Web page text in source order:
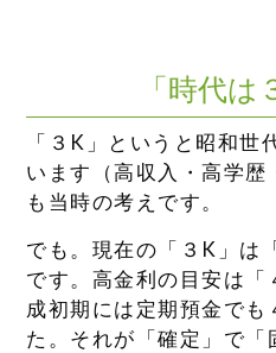
「時代は
「３K」というと昭和世
います（高収入・高学
も当時の考えです。
でも。現在の「３K」は
です。高金利の目安は「
成初期には定期預金でも
た。それが「確定」で「